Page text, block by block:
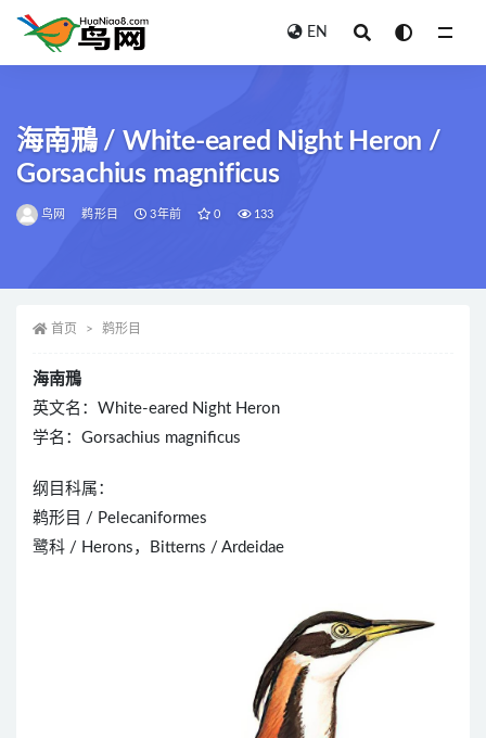
EN
海南鳽 / White-eared Night Heron /
Gorsachius magnificus
鸟网 鹈形目 3年前 0 133
首页 鹈形目
海南鳽
英文名：White-eared Night Heron
学名：Gorsachius magnificus
纲目科属：
鹈形目 / Pelecaniformes
鹭科 / Herons，Bitterns / Ardeidae